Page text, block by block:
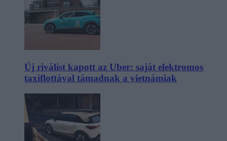
Új riválist kapott az Uber: saját elektromos
taxiflottával támadnak a vietnámiak